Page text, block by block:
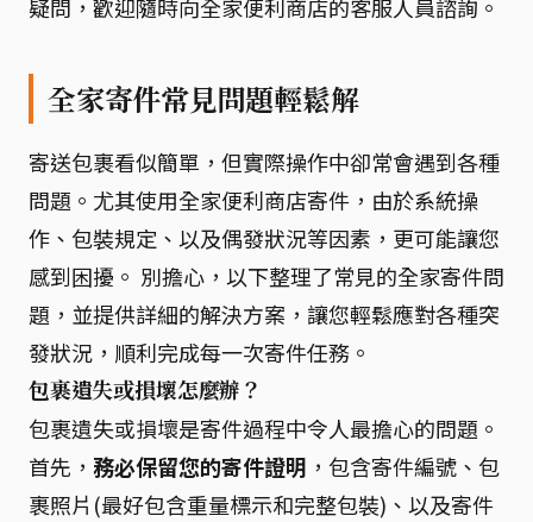
疑問，歡迎隨時向全家便利商店的客服人員諮詢。
全家寄件常見問題輕鬆解
寄送包裹看似簡單，但實際操作中卻常會遇到各種
問題。尤其使用全家便利商店寄件，由於系統操
作、包裝規定、以及偶發狀況等因素，更可能讓您
感到困擾。 別擔心，以下整理了常見的全家寄件問
題，並提供詳細的解決方案，讓您輕鬆應對各種突
發狀況，順利完成每一次寄件任務。
包裹遺失或損壞怎麼辦？
包裹遺失或損壞是寄件過程中令人最擔心的問題。
首先， 務必保留您的寄件證明 ，包含寄件編號、包
裹照片(最好包含重量標示和完整包裝)、以及寄件